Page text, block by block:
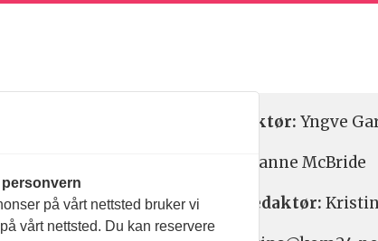
Nyhetsredaktør: Yngve
Hanne McBride
Ansvarlig redaktør:
på vårt nettsted bruker vi
vårt nettsted. Du kan reservere